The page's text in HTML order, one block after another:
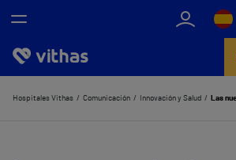
Nosotros
Hospitales Vithas Comunicación Innovación y Salud